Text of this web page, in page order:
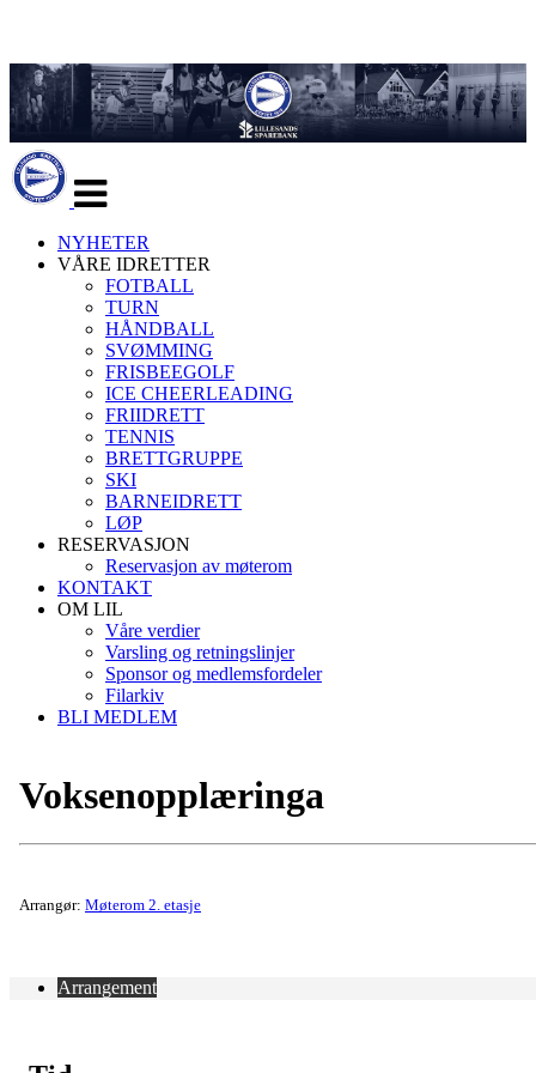
navigasjon
NYHETER
VÅRE IDRETTER
FOTBALL
TURN
HÅNDBALL
SVØMMING
FRISBEEGOLF
ICE CHEERLEADING
FRIIDRETT
TENNIS
BRETTGRUPPE
SKI
BARNEIDRETT
LØP
RESERVASJON
Reservasjon av møterom
KONTAKT
OM LIL
Våre verdier
Varsling og retningslinjer
Sponsor og medlemsfordeler
Filarkiv
BLI MEDLEM
Voksenopplæringa
Arrangør: Møterom 2. etasje
Arrangement